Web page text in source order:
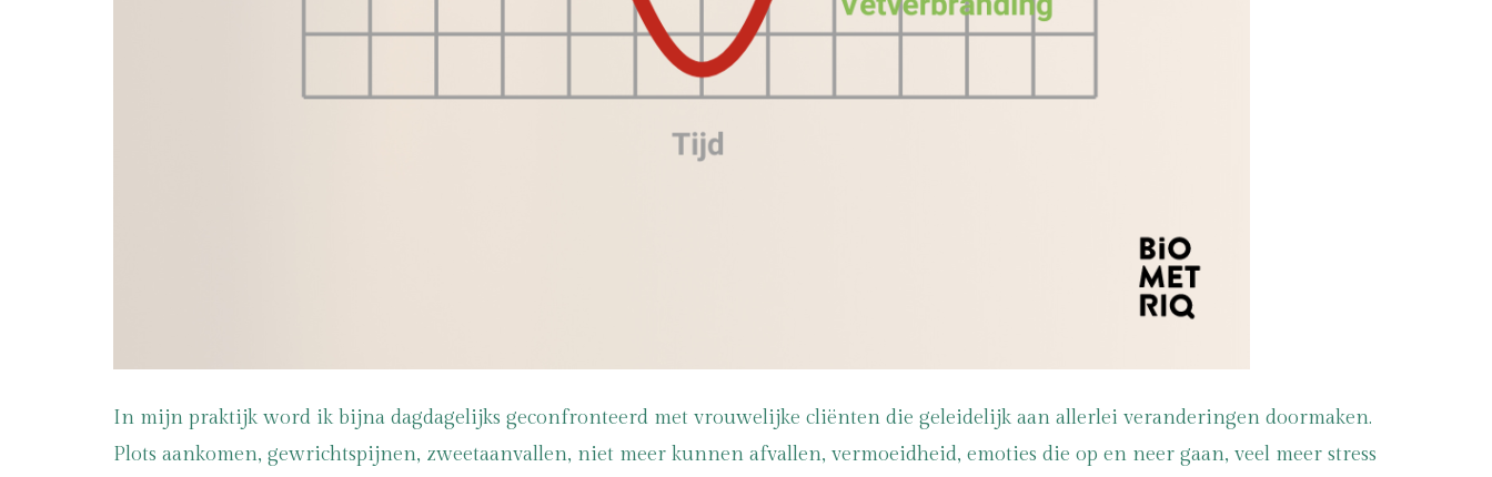
In mijn praktijk word ik bijna dagdagelijks geconfronteerd met vrouwelijke cliënten die geleidelijk aan allerlei veranderingen doormaken.
Plots aankomen, gewrichtspijnen, zweetaanvallen, niet meer kunnen afvallen, vermoeidheid, emoties die op en neer gaan, veel meer stress